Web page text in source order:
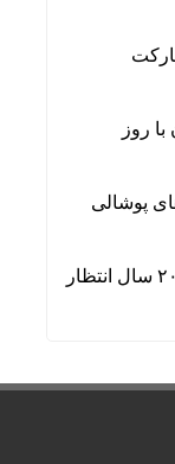
روز
پوشالی
بزرگترین سازه سنگی ایلام پس از ۲۰ سال انتظار